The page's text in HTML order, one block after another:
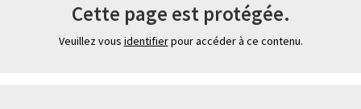
Cette page est protégée.
Veuillez vous identifierpour accéder à ce contenu.